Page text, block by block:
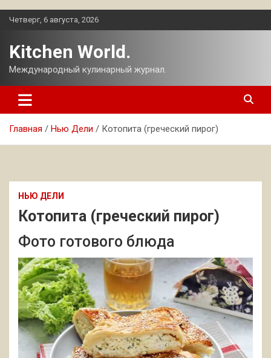
Перейти
Четверг, 6 августа, 2026
Kitchen World.
Международный кулинарный журнал.
Главная Нью Дели Котопита (греческий пирог)
НЬЮ ДЕЛИ
Котопита (греческий пирог)
Фото готового блюда